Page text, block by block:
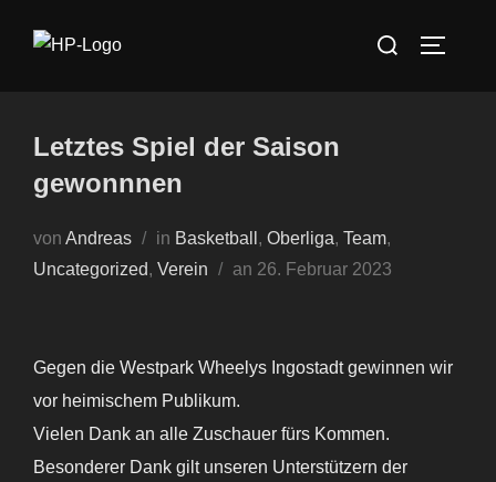
Inhalt
Suchen
Letztes Spiel der Saison
gewonnnen
von Andreas in Basketball , Oberliga, Team,
Uncategorized, Verein an Veröffentlicht
26. Februar 2023
Gegen die Westpark Wheelys Ingostadt gewinnen wir
vor heimischem Publikum.
Vielen Dank an alle Zuschauer fürs Kommen.
Besonderer Dank gilt unseren Unterstützern der